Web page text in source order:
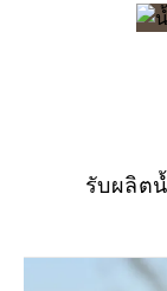
รับผลิต